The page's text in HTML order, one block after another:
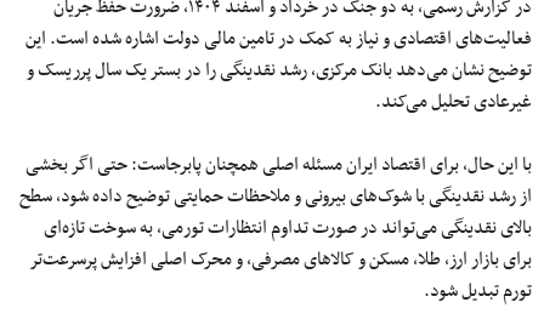
در گزارش رسمی، به دو جنگ در خرداد و اسفند ۱۴۰۴، ضرورت حفظ جریان
فعالیت‌های اقتصادی و نیاز به کمک در تامین مالی دولت اشاره شده است. این
توضیح نشان می‌دهد بانک مرکزی، رشد نقدینگی را در بستر یک سال پرریسک و
غیرعادی تحلیل می‌کند.
با این حال، برای اقتصاد ایران مسئله اصلی همچنان پابرجاست: حتی اگر بخشی
از رشد نقدینگی با شوک‌های بیرونی و ملاحظات حمایتی توضیح داده شود، سطح
بالای نقدینگی می‌تواند در صورت تداوم انتظارات تورمی، به سوخت تازه‌ای
برای بازار ارز، طلا، مسکن و کالاهای مصرفی، و محرک اصلی افزایش پرسرعت‌تر
تورم تبدیل شود.